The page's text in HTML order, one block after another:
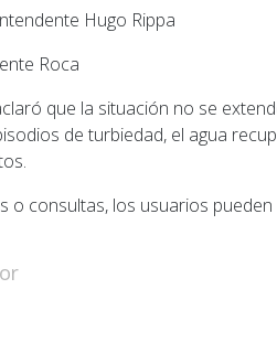
Hugo Rippa
Roca
que la situación no se
de turbiedad, el agua
o consultas, los usuarios
Roldán: